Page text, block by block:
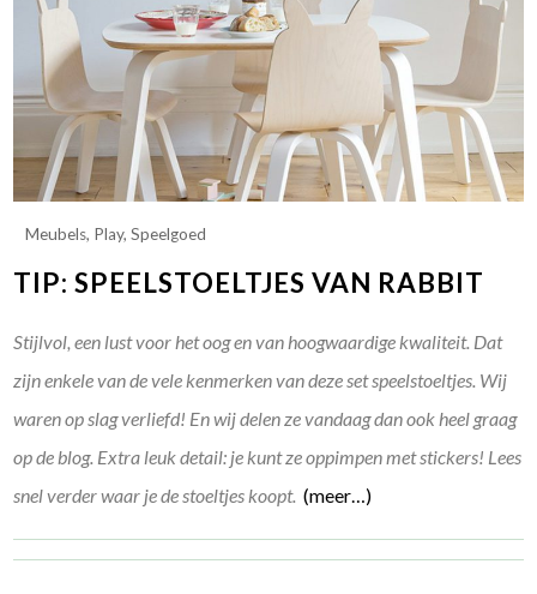
Meubels, Play,Speelgoed
TIP: SPEELSTOELTJES VAN RABBIT
Stijlvol, een lust voor het oog en van hoogwaardige kwaliteit. Dat
zijn enkele van de vele kenmerken van deze set speelstoeltjes. Wij
waren op slag verliefd! En wij delen ze vandaag dan ook heel graag
op de blog. Extra leuk detail: je kunt ze oppimpen met stickers! Lees
snel verder waar je de stoeltjes koopt. (meer…)